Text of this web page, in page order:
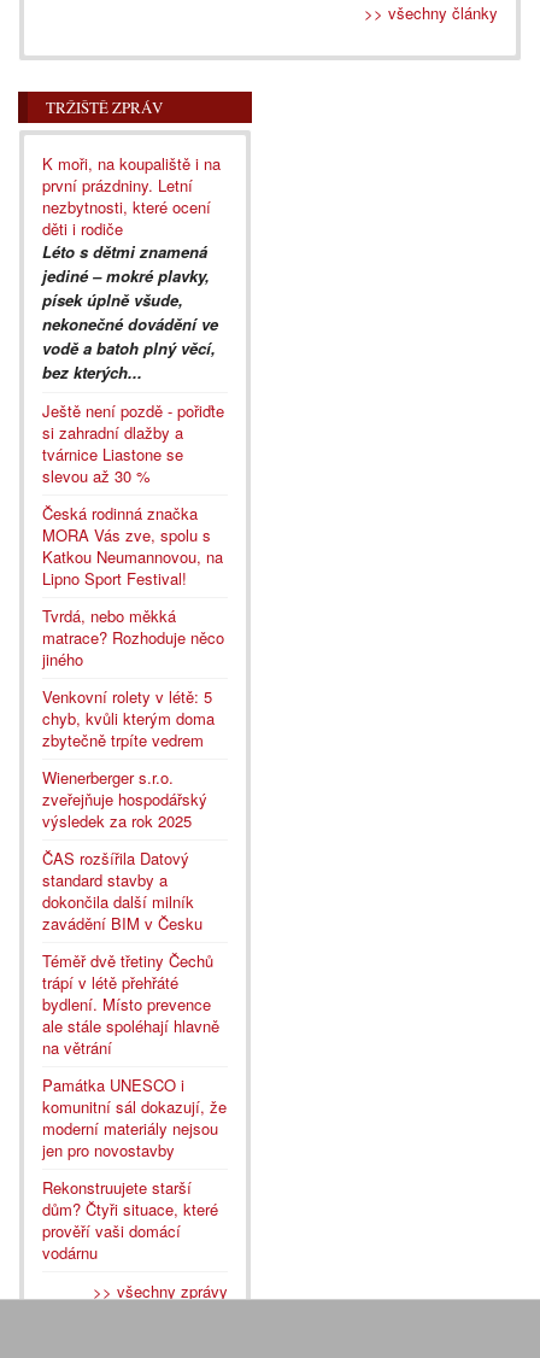
>> všechny články
TRŽIŠTĚ ZPRÁV
K moři, na koupaliště i na
první prázdniny. Letní
nezbytnosti, které ocení
děti i rodiče
Léto s dětmi znamená
jediné – mokré plavky,
písek úplně všude,
nekonečné dovádění ve
vodě a batoh plný věcí,
bez kterých...
Ještě není pozdě - pořiďte
si zahradní dlažby a
tvárnice Liastone se
slevou až 30 %
Česká rodinná značka
MORA Vás zve, spolu s
Katkou Neumannovou, na
Lipno Sport Festival!
Tvrdá, nebo měkká
matrace? Rozhoduje něco
jiného
Venkovní rolety v létě: 5
chyb, kvůli kterým doma
zbytečně trpíte vedrem
Wienerberger s.r.o.
zveřejňuje hospodářský
výsledek za rok 2025
ČAS rozšířila Datový
standard stavby a
dokončila další milník
zavádění BIM v Česku
Téměř dvě třetiny Čechů
trápí v létě přehřáté
bydlení. Místo prevence
ale stále spoléhají hlavně
na větrání
Památka UNESCO i
komunitní sál dokazují, že
moderní materiály nejsou
jen pro novostavby
Rekonstruujete starší
dům? Čtyři situace, které
prověří vaši domácí
vodárnu
>> všechny zprávy